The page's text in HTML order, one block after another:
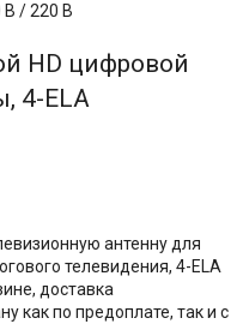
В / 220 В
HD цифровой
4-ELA
антенну для
телевидения, 4-ELA
доставка
как по предоплате, так и с